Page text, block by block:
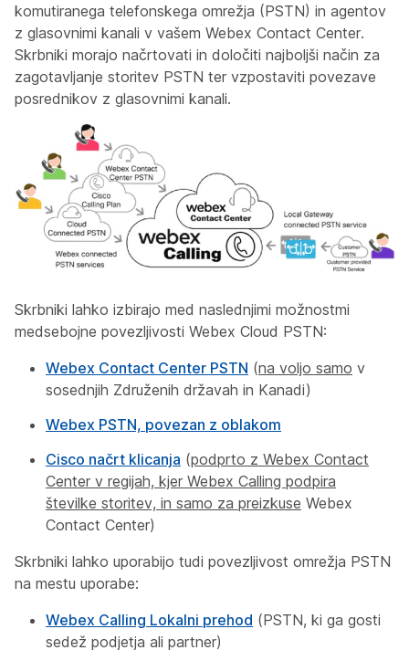
komutiranega telefonskega omrežja (PSTN) in agentov
z glasovnimi kanali v vašem Webex Contact Center.
Skrbniki morajo načrtovati in določiti najboljši način za
zagotavljanje storitev PSTN ter vzpostaviti povezave
posrednikov z glasovnimi kanali.
Skrbniki lahko izbirajo med naslednjimi možnostmi
medsebojne povezljivosti Webex Cloud PSTN:
Webex Contact Center PSTN (na voljo samo v
sosednjih Združenih državah in Kanadi)
Webex PSTN, povezan z oblakom
Cisco načrt klicanja (podprto z Webex Contact
Center v regijah, kjer Webex Calling podpira
številke storitev, in samo za preizkuse Webex
Contact Center)
Skrbniki lahko uporabijo tudi povezljivost omrežja PSTN
na mestu uporabe:
Webex Calling Lokalni prehod (PSTN, ki ga gosti
sedež podjetja ali partner)